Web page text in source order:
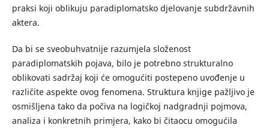
praksi koji oblikuju paradiplomatsko djelovanje subdržavnih
aktera.
Da bi se sveobuhvatnije razumjela složenost
paradiplomatskih pojava, bilo je potrebno strukturalno
oblikovati sadržaj koji će omogućiti postepeno uvođenje u
različite aspekte ovog fenomena. Struktura knjige pažlјivo je
osmišlјena tako da počiva na logičkoj nadgradnji pojmova,
analiza i konkretnih primjera, kako bi čitaocu omogućila